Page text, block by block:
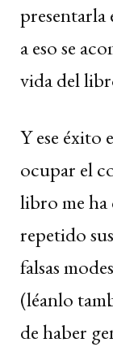
presentarla
a eso se
vida del
Y ese éxito
ocupar el
libro me ha
repetido
falsas
(léanlo
de haber